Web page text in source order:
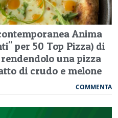
Anima
per 50 Top Pizza) di
una pizza
di crudo e melone
COMMENTA